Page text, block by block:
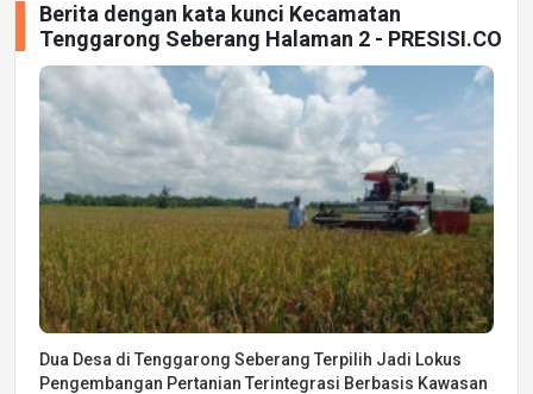
Berita dengan kata kunci Kecamatan
Tenggarong Seberang Halaman 2 - PRESISI.CO
Dua Desa di Tenggarong Seberang Terpilih Jadi Lokus
Pengembangan Pertanian Terintegrasi Berbasis Kawasan